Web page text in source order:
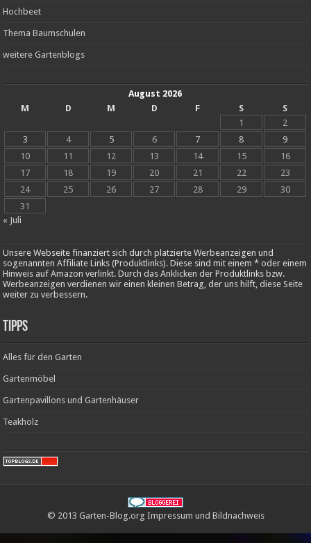
Hochbeet
Thema Baumschulen
weitere Gartenblogs
August 2026
M
D M D F S
S
1
2
3
4 5 6 7 8
9
10
11 12 13 14 15
16
17
18 19 20 21 22
23
24
25 26 27 28 29
30
31
« Juli
Unsere Webseite finanziert sich durch platzierte Werbeanzeigen und
sogenannten Affiliate Links (Produktlinks). Diese sind mit einem * oder einem
Hinweis auf Amazon verlinkt. Durch das Anklicken der Produktlinks bzw.
Werbeanzeigen verdienen wir einen kleinen Betrag, der uns hilft, diese Seite
weiter zu verbessern.
Tipps
Alles für den Garten
Gartenmöbel
Gartenpavillons und Gartenhäuser
Teakholz
© 2013 Garten-Blog.org Impressum und Bildnachweis